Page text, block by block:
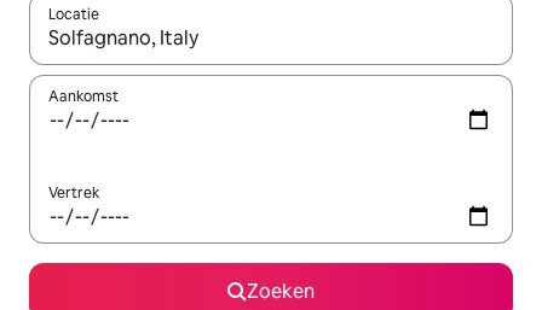
Locatie
Wanneer er suggesties beschikbaar zijn, maak je een keuze
Aankomst
Vertrek
Zoeken